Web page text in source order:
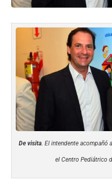
De visita. El intendente acompañó
el Centro Pediátrico